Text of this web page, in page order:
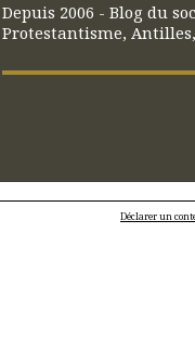
Depuis 2006 - Blog du
Protestantisme,
Déclarer un